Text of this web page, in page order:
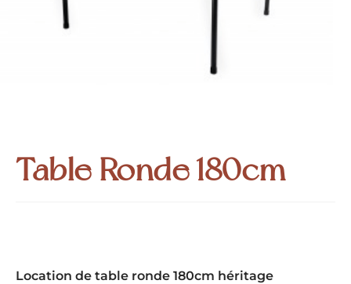
Table Ronde 180cm
Location de table ronde 180cm héritage